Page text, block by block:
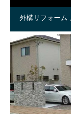
外構リフォーム
フォーム